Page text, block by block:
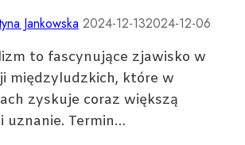
Jankowska 2024-12-132024-12-06
to fascynujące zjawisko w
międzyludzkich, które w
zyskuje coraz większą
uznanie. Termin…